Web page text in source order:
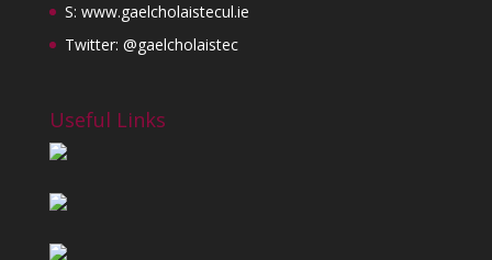
S: www.gaelcholaistecul.ie
Twitter: @gaelcholaistec
Useful Links